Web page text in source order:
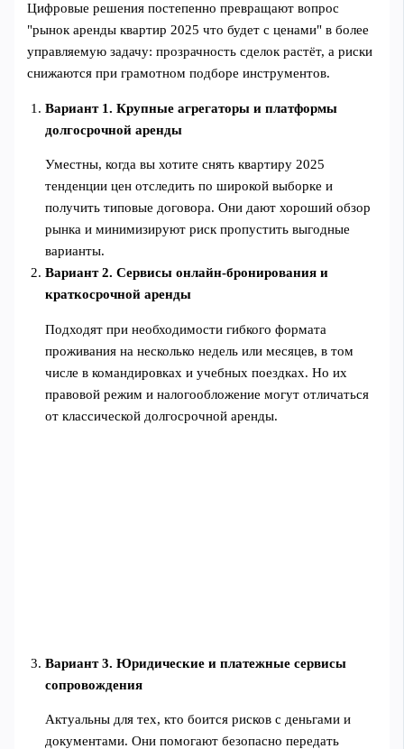
Цифровые решения постепенно превращают вопрос
"рынок аренды квартир 2025 что будет с ценами" в более
управляемую задачу: прозрачность сделок растёт, а риски
снижаются при грамотном подборе инструментов.
Вариант 1. Крупные агрегаторы и платформы
долгосрочной аренды
Уместны, когда вы хотите снять квартиру 2025
тенденции цен отследить по широкой выборке и
получить типовые договора. Они дают хороший обзор
рынка и минимизируют риск пропустить выгодные
варианты.
Вариант 2. Сервисы онлайн‑бронирования и
краткосрочной аренды
Подходят при необходимости гибкого формата
проживания на несколько недель или месяцев, в том
числе в командировках и учебных поездках. Но их
правовой режим и налогообложение могут отличаться
от классической долгосрочной аренды.
Вариант 3. Юридические и платежные сервисы
сопровождения
Актуальны для тех, кто боится рисков с деньгами и
документами. Они помогают безопасно передать